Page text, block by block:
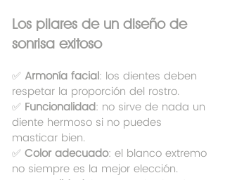
Los pilares de un diseño de
sonrisa exitoso
✅ Armonía facial: los dientes deben
respetar la proporción del rostro.
✅ Funcionalidad: no sirve de nada un
diente hermoso si no puedes
masticar bien.
✅ Color adecuado: el blanco extremo
no siempre es la mejor elección.